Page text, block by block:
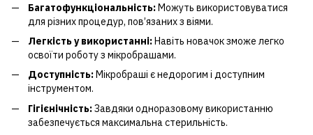
Багатофункціональність:Можуть використовуватися
для різних процедур, пов’язаних з віями.
Легкість у використанні:Навіть новачок зможе легко
освоїти роботу з мікробрашами.
Доступність: Мікробраші є недорогим і доступним
інструментом.
Гігієнічність:Завдяки одноразовому використанню
забезпечується максимальна стерильність.